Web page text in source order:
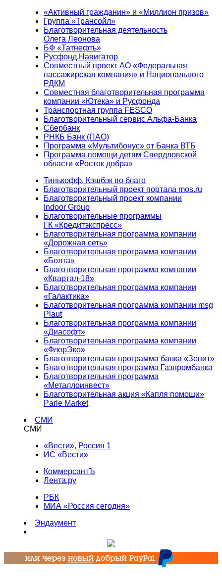
«Активный гражданин» и «Миллион призов»
Группа «Трансойл»
Благотворительная деятельность
Олега Леонова
БФ «Татнефть»
Русфонд.Навигатор
Совместный проект АО «Федеральная
пассажирская компания» и Национального
РДКМ
Совместная благотворительная программа
компании «Ютека» и Русфонда
Транспортная группа FESCO
Благотворительный сервис Альфа-Банка
Сбербанк
РНКБ Банк (ПАО)
Программа «Мультибонус» от Банка ВТБ
Программа помощи детям Свердловской
области «Росток добра»
Тинькофф. Кэшбэк во благо
Благотворительный проект портала mos.ru
Благотворительный проект компании
Indoor Group
Благотворительные программы
ГК «Кредитэкспресс»
Благотворительная программа компании
«Дорожная сеть»
Благотворительная программа компании
«Болта»
Благотворительная программа компании
«Квартал-18»
Благотворительная программа компании
«Галактика»
Благотворительная программа компании msg
Plaut
Благотворительная программа компании
«Диасофт»
Благотворительная программа компании
«ФлорЭко»
Благотворительная программа банка «Зенит»
Благотворительная программа Газпромбанка
Благотворительная программа
«Металлоинвест»
Благотворительная акция «Капля помощи»
Parle Market
СМИ
СМИ
«Вести», Россия 1
ИС «Вести»
КоммерсантЪ
Лента.ру
РБК
МИА «Россия сегодня»
Эндаумент